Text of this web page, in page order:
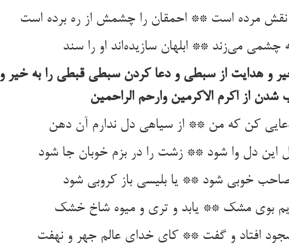
مرده است ** احمقان را چشمش از ره برده است
چشمی می‌زند ** ابلهان سازیده‌اند او را سند
و هدایت از سبطی و دعا کردن سبطی قبطی را به خیر و
از اکرم الاکرمین وارحم الراحمین
کن که من ** از سیاهی دل ندارم آن دهن
این دل وا شود ** زشت را در بزم خوبان جا شود
خوبی شود ** یا بلیسی باز کروبی شود
بوی مشک ** یابد و تری و میوه شاخ خشک
افتاد و گفت ** کای خدای عالم جهر و نهفت